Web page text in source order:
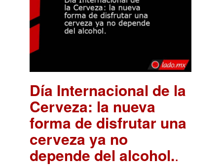
Día Internacional de la
Cerveza: la nueva
forma de disfrutar una
cerveza ya no
depende del alcohol..